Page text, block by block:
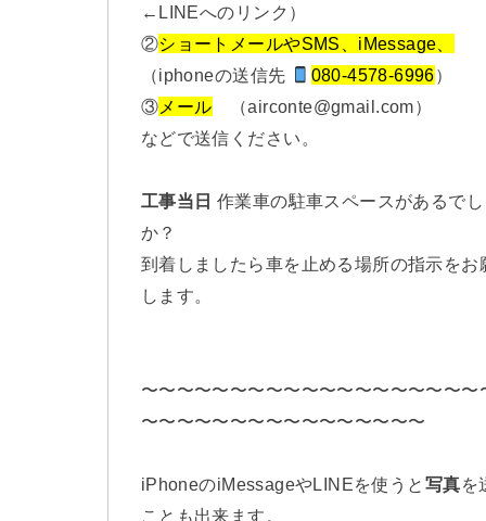
←LINEへのリンク）
②ショートメールやSMS、iMessage、
（iphoneの送信先
080-4578-6996）
③ メール （airconte@gmail.com）
などで送信ください。
工事当日 作業車の駐車スペースがあるで
か？
到着しましたら車を止める場所の指示をお
します。
〜〜〜〜〜〜〜〜〜〜〜〜〜〜〜〜〜〜〜
〜〜〜〜〜〜〜〜〜〜〜〜〜〜〜〜
iPhoneのiMessageやLINEを使うと 写真を
ことも出来ます。